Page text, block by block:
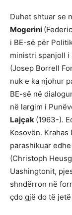
Duhet shtuar se
Mogerini
i BE-së për
ministri spanjoll i
(Josep Borrell
nuk e ka njohur
BE-së në
në largim i
Lajçak (1963-).
Kosovën.
parashikuar
(Christoph
Uashingtonit,
shndërron në
çdo gjë do të